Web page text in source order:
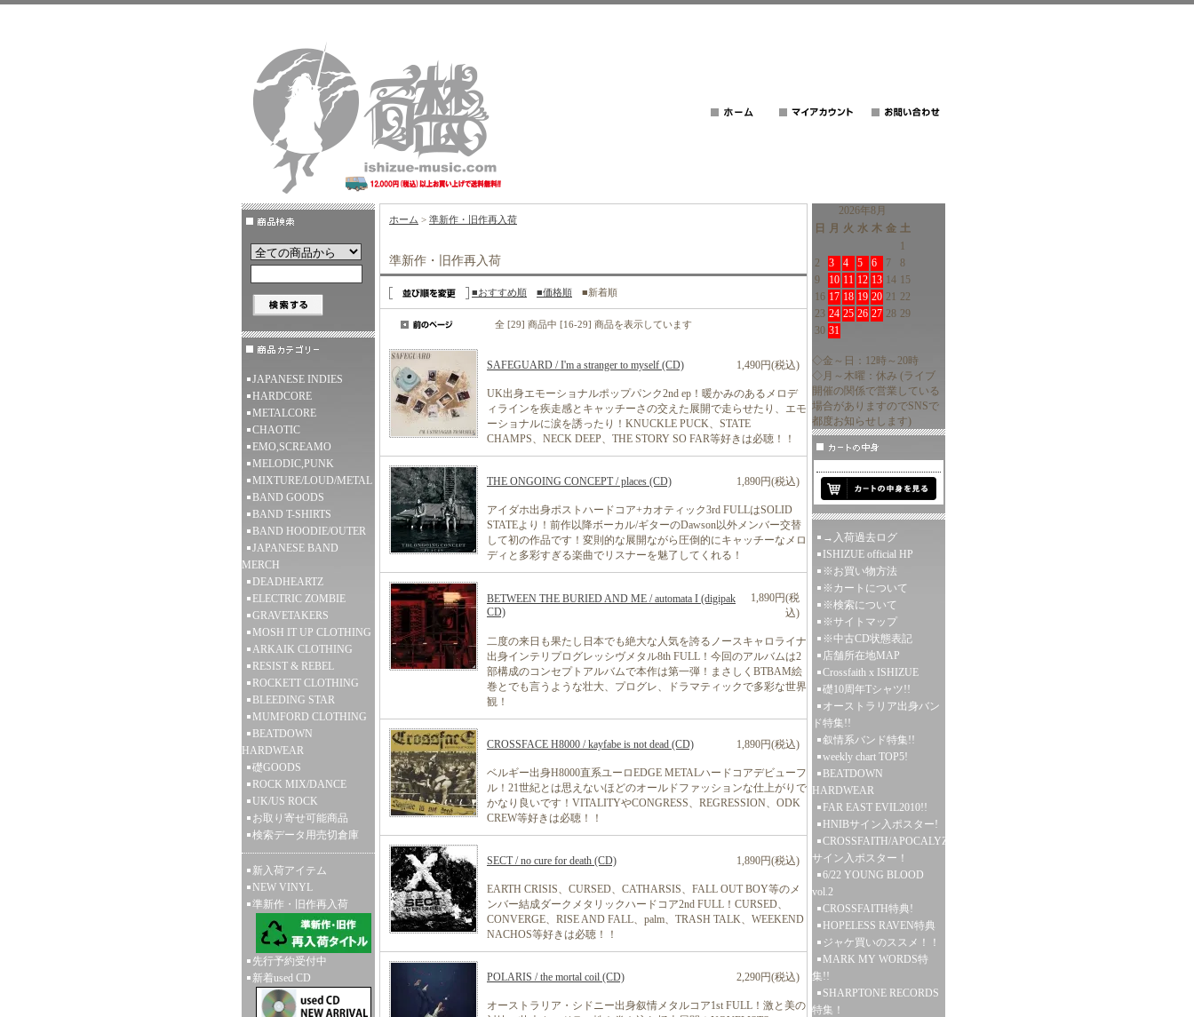
JAPANESE INDIES
HARDCORE
METALCORE
CHAOTIC
EMO,SCREAMO
MELODIC,PUNK
MIXTURE/LOUD/METAL
BAND GOODS
BAND T-SHIRTS
BAND HOODIE/OUTER
JAPANESE BAND
MERCH
DEADHEARTZ
ELECTRIC ZOMBIE
GRAVETAKERS
MOSH IT UP CLOTHING
ARKAIK CLOTHING
RESIST & REBEL
ROCKETT CLOTHING
BLEEDING STAR
MUMFORD CLOTHING
BEATDOWN
HARDWEAR
礎GOODS
ROCK MIX/DANCE
UK/US ROCK
お取り寄せ可能商品
検索データ用売切倉庫
新入荷アイテム
NEW VINYL
準新作・旧作再入荷
先行予約受付中
新着used CD
ホーム > 準新作・旧作再入荷
準新作・旧作再入荷
■おすすめ順 ■価格順 ■新着順
全 [29] 商品中 [16-29] 商品を表示しています
SAFEGUARD / I'm a stranger to myself (CD) 1,490円(税込)
UK出身エモーショナルポップパンク2nd ep！暖かみのあるメロデ
ィラインを疾走感とキャッチーさの交えた展開で走らせたり、エモ
ーショナルに涙を誘ったり！KNUCKLE PUCK、STATE
CHAMPS、NECK DEEP、THE STORY SO FAR等好きは必聴！！
THE ONGOING CONCEPT / places (CD) 1,890円(税込)
アイダホ出身ポストハードコア+カオティック3rd FULLはSOLID
STATEより！前作以降ボーカル/ギターのDawson以外メンバー交替
して初の作品です！変則的な展開ながら圧倒的にキャッチーなメロ
ディと多彩すぎる楽曲でリスナーを魅了してくれる！
BETWEEN THE BURIED AND ME / automata I (digipak
CD)
1,890円(税
込)
二度の来日も果たし日本でも絶大な人気を誇るノースキャロライナ
出身インテリプログレッシヴメタル8th FULL！今回のアルバムは2
部構成のコンセプトアルバムで本作は第一弾！まさしくBTBAM絵
巻とでも言うような壮大、プログレ、ドラマティックで多彩な世界
観！
CROSSFACE H8000 / kayfabe is not dead (CD) 1,890円(税込)
ベルギー出身H8000直系ユーロEDGE METALハードコアデビューフ
ル！21世紀とは思えないほどのオールドファッションな仕上がりで
かなり良いです！VITALITYやCONGRESS、REGRESSION、ODK
CREW等好きは必聴！！
SECT / no cure for death (CD) 1,890円(税込)
EARTH CRISIS、CURSED、CATHARSIS、FALL OUT BOY等のメ
ンバー結成ダークメタリックハードコア2nd FULL！CURSED、
CONVERGE、RISE AND FALL、palm、TRASH TALK、WEEKEND
NACHOS等好きは必聴！！
POLARIS / the mortal coil (CD) 2,290円(税込)
オーストラリア・シドニー出身叙情メタルコア1st FULL！激と美の
2026年8月
日
月 火 水 木 金 土
1
2
3 4 5 6 7
8
9
10 11 12 13 14 15
16 17 18 19 20 21 22
23 24 25 26 27 28 29
30 31
◇金～日：12時～20時
◇月～木曜：休み (ライブ
開催の関係で営業している
場合がありますのでSNSで
都度お知らせします)
→入荷過去ログ
ISHIZUE official HP
※お買い物方法
※カートについて
※検索について
※サイトマップ
※中古CD状態表記
店舗所在地MAP
Crossfaith x ISHIZUE
礎10周年Tシャツ!!
オーストラリア出身バン
ド特集!!
叙情系バンド特集!!
weekly chart TOP5!
BEATDOWN
HARDWEAR
FAR EAST EVIL2010!!
HNIBサイン入ポスター!
CROSSFAITH/APOCALYZE
サイン入ポスター！
6/22 YOUNG BLOOD
vol.2
CROSSFAITH特典!
HOPELESS RAVEN特典
ジャケ買いのススメ！！
MARK MY WORDS特
集!!
SHARPTONE RECORDS
特集！